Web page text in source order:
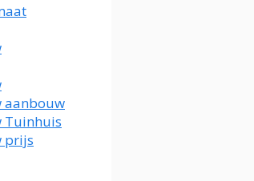
aanbouw
Tuinhuis
prijs